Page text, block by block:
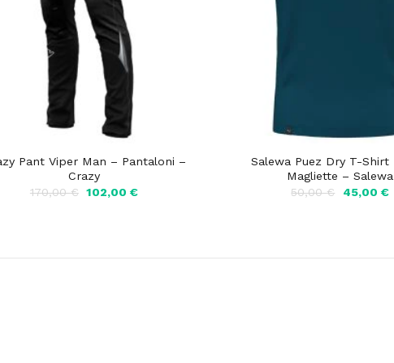
Pant Viper Man – Pantaloni –
Crazy
170,00€ Il
102,00€Il
Salewa Puez Dry T-Shirt
Magliette – Salewa
50,00€
Il
45,00 €Il